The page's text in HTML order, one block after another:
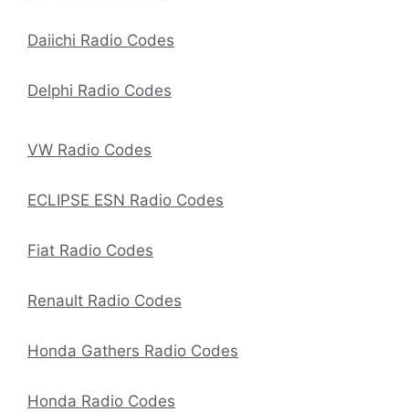
Daiichi Radio Codes
Delphi Radio Codes
VW Radio Codes
ECLIPSE ESN Radio Codes
Fiat Radio Codes
Renault Radio Codes
Honda Gathers Radio Codes
Honda Radio Codes